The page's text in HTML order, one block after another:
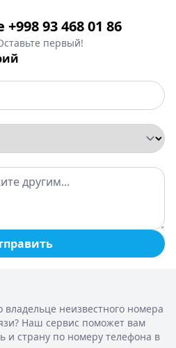
93 468 01 86
первый!
неизвестного номера
Наш сервис поможет вам
и страну по номеру телефона в